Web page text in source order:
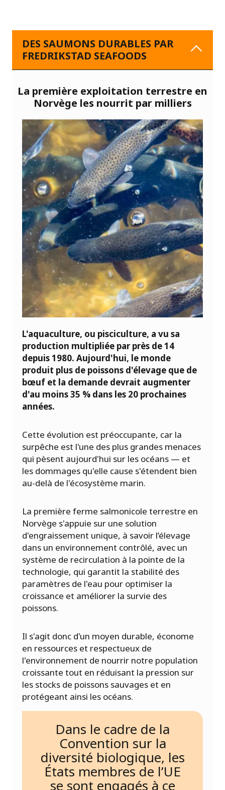
DES SAUMONS DURABLES PAR
FREDRIKSTAD SEAFOODS
La première exploitation terrestre en
Norvège les nourrit par milliers
L'aquaculture, ou pisciculture, a vu sa
production multipliée par près de 14
depuis 1980. Aujourd'hui, le monde
produit plus de poissons d'élevage que de
bœuf et la demande devrait augmenter
d'au moins 35 % dans les 20 prochaines
années.
Cette évolution est préoccupante, car la
surpêche est l'une des plus grandes menaces
qui pèsent aujourd'hui sur les océans — et
les dommages qu'elle cause s'étendent bien
au-delà de l'écosystème marin.
La première ferme salmonicole terrestre en
Norvège s'appuie sur une solution
d'engraissement unique, à savoir l’élevage
dans un environnement contrôlé, avec un
système de recirculation à la pointe de la
technologie, qui garantit la stabilité des
paramètres de l'eau pour optimiser la
croissance et améliorer la survie des
poissons.
Il s'agit donc d'un moyen durable, économe
en ressources et respectueux de
l'environnement de nourrir notre population
croissante tout en réduisant la pression sur
les stocks de poissons sauvages et en
protégeant ainsi les océans.
Dans le cadre de la
Convention sur la
diversité biologique, les
États membres de l’UE
se sont engagés à ce